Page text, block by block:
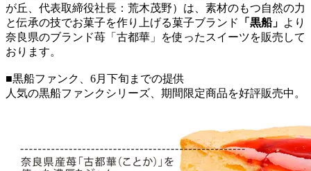
が丘、代表取締役社長：荒木茂野）は、素材のもつ自然の力
と伝承の技でお菓子を作り上げる菓子ブランド
「黒船」 より
奈良県のブランド苺「古都華」を使ったスイーツを販売して
おります。
■黒船ファンク、6月下旬までの提供
人気の黒船ファンクシリーズ、期間限定商品を好評販売中。